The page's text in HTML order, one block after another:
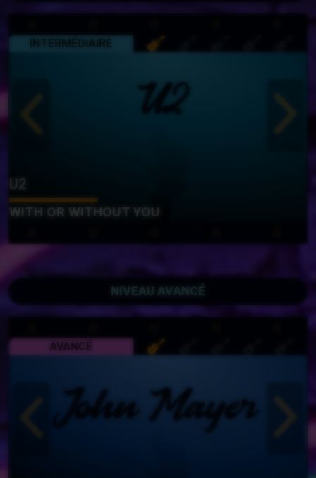
INTERMÉDIAIRE
U2
WITH OR WITHOUT YOU
NIVEAU AVANCÉ
AVANCÉ